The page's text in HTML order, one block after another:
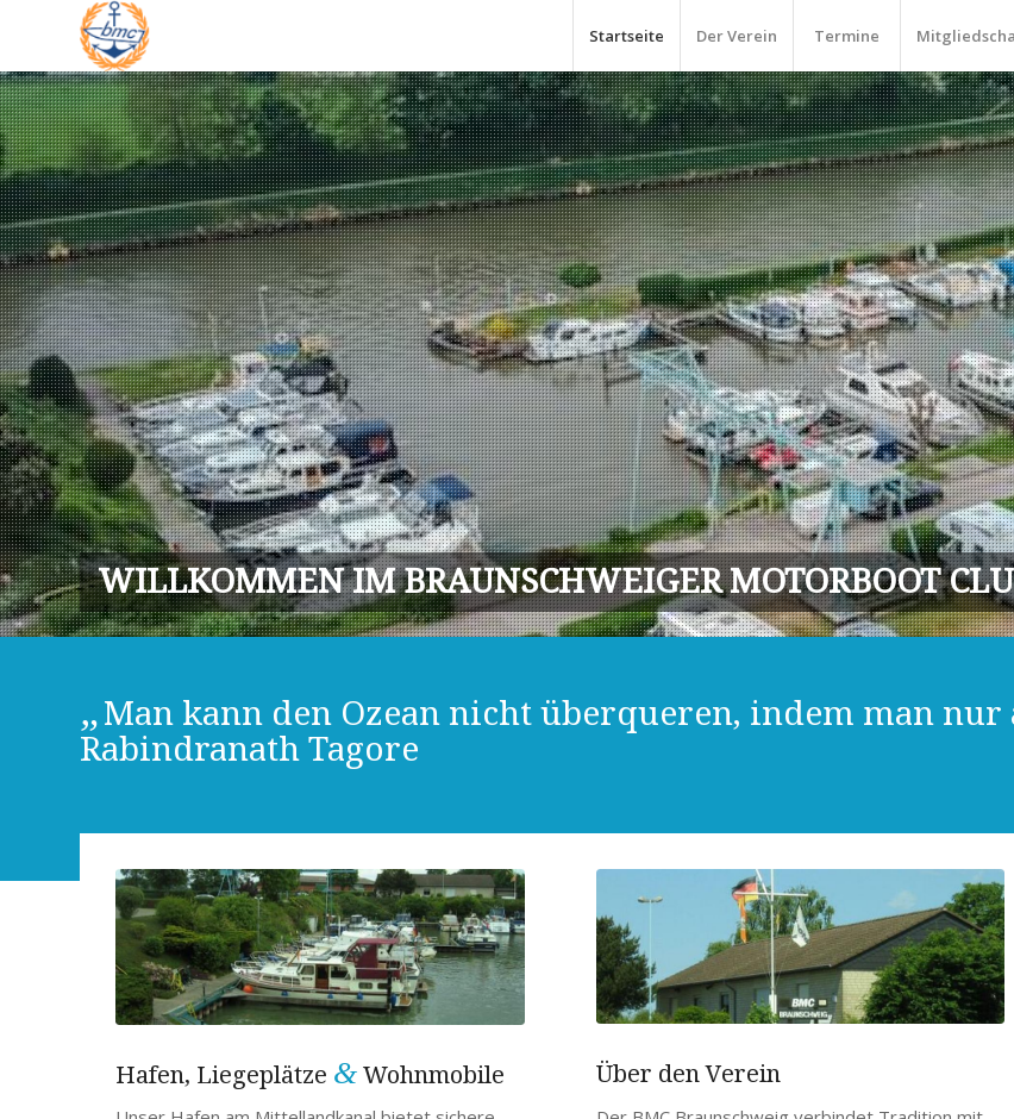
Startseite Der Verein Termine
WILLKOMMEN IM BRAUNSCHWEIGER MOTORBOOT
„Man kann den Ozean nicht überqueren, indem man nur
Rabindranath Tagore
Hafen, Liegeplätze & Wohnmobile Über den Verein